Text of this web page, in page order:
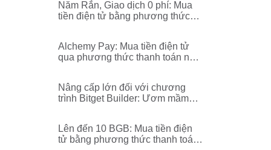
Năm Rắn, Giao dịch 0 phí: Mua
tiền điện tử bằng phương thức
Alchemy Pay: Mua tiền điện tử
qua phương thức thanh toán nội
Nâng cấp lớn đối với chương
trình Bitget Builder: Ươm mầm
Lên đến 10 BGB: Mua tiền điện
tử bằng phương thức thanh toán